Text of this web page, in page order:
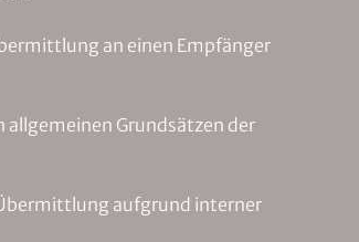
an einen Empfänger
allgemeinen Grundsätzen der
Übermittlung aufgrund interner